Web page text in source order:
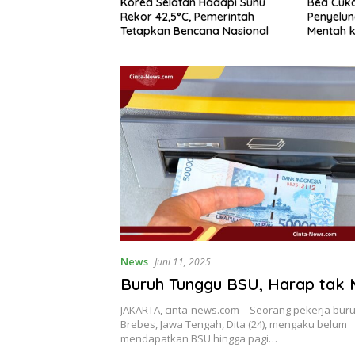
Penyelundupan 99,5 Ton Rotan
Mentah ke Malaysia di Perairan
News Juni 11, 2025
Buruh Tunggu BSU, Harap tak
JAKARTA, cinta-news.com – Seorang pekerja
Brebes, Jawa Tengah, Dita (24), mengaku belum
mendapatkan BSU hingga pagi…